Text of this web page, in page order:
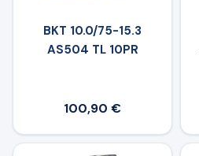
BKT 10.0/75-15.3
AS504 TL 10PR
100,90 €